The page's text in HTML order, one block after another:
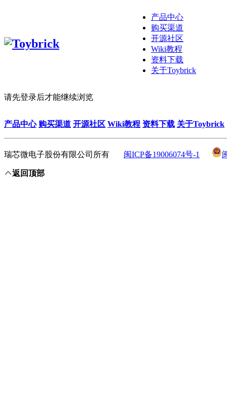
产品中心
购买渠道
开源社区
Wiki教程
资料下载
关于Toybrick
请先登录后才能继续浏览
产品中心 购买渠道 开源社区 Wiki教程 资料下载 关于Toybrick
瑞芯微电子股份有限公司所有 闽ICP备19006074号-1
返回顶部